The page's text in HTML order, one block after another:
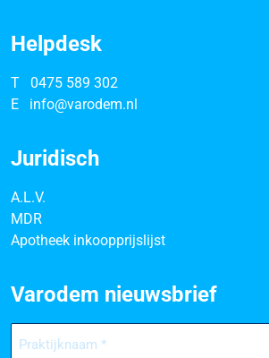
Helpdesk
T
0475 589 302
E
info@varodem.nl
Juridisch
A.L.V.
MDR
Apotheek inkoopprijslijst
Varodem nieuwsbrief
(Vereist)